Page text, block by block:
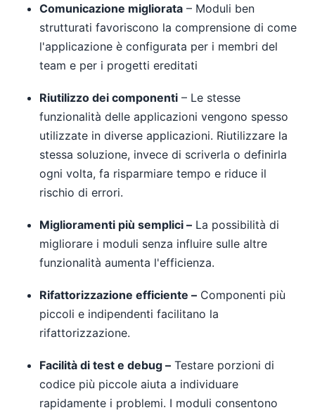
Comunicazione migliorata – Moduli ben
strutturati favoriscono la comprensione di come
l'applicazione è configurata per i membri del
team e per i progetti ereditati
Riutilizzo dei componenti – Le stesse
funzionalità delle applicazioni vengono spesso
utilizzate in diverse applicazioni. Riutilizzare la
stessa soluzione, invece di scriverla o definirla
ogni volta, fa risparmiare tempo e riduce il
rischio di errori.
Miglioramenti più semplici – La possibilità di
migliorare i moduli senza influire sulle altre
funzionalità aumenta l'efficienza.
Rifattorizzazione efficiente – Componenti più
piccoli e indipendenti facilitano la
rifattorizzazione.
Facilità di test e debug – Testare porzioni di
codice più piccole aiuta a individuare
rapidamente i problemi. I moduli consentono